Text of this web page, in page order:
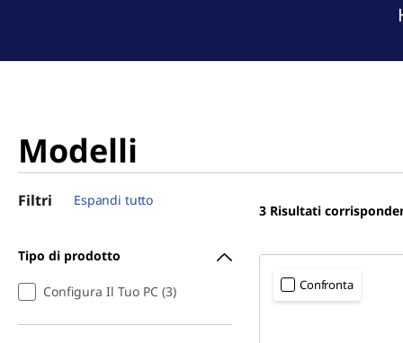
Modelli
Filtri Espandi tutto
Tipo di prodotto
Configura Il Tuo PC (3)
3 Risultati
Confronta